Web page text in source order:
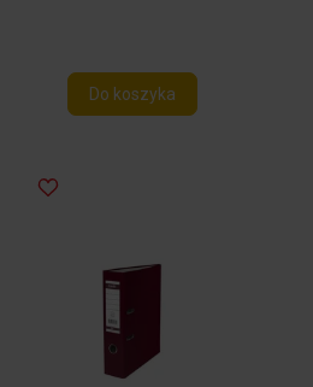
Do koszyka